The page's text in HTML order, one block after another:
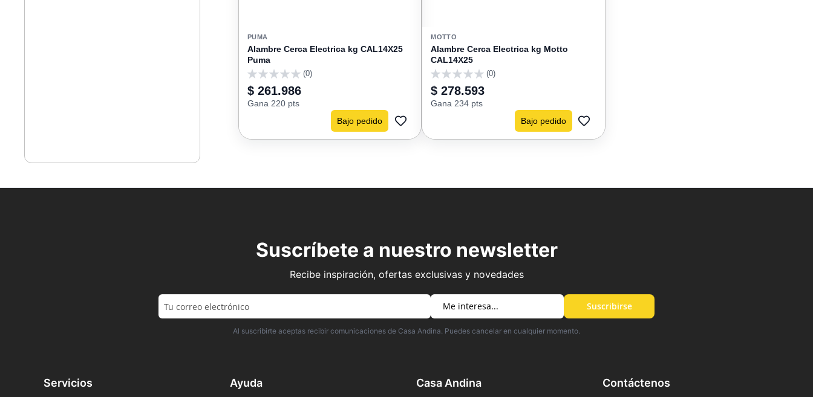
PUMA
Alambre Cerca Electrica kg CAL14X25
Puma
(0)
$ 261.986
Gana 220 pts
Bajo pedido
AGREGAR
MOTTO
Alambre Cerca Electrica kg Motto
CAL14X25
(0)
$ 278.593
Gana 234 pts
Bajo pedido
AGREGAR
Suscríbete a nuestro newsletter
Recibe inspiración, ofertas exclusivas y novedades
Suscribirse
Al suscribirte aceptas recibir comunicaciones de Casa Andina. Puedes cancelar en cualquier momento.
Servicios Ayuda Casa Andina Contáctenos